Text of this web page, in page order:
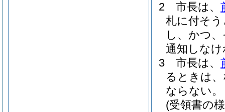
2
市長は、
札に付そ
し、かつ
通知しな
3
市長は、
るときは
ならない。
(受領書の